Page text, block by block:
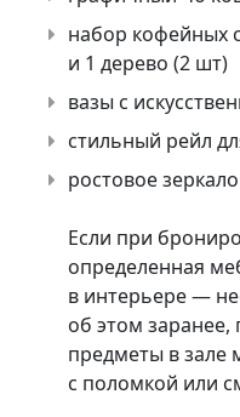
набор кофейных
и 1 дерево (2 шт)
вазы с
стильный рейл
ростовое
Если при
определенная
в интерьере —
об этом заранее,
предметы в зале
с поломкой или